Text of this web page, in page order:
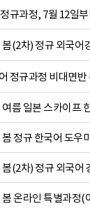
규과정, 7월 12일
(2차) 정규 외국어
정규과정 비대면반
름 일본 스카이프
정규 한국어 도우
(2차) 정규 외국어
온라인 특별과정